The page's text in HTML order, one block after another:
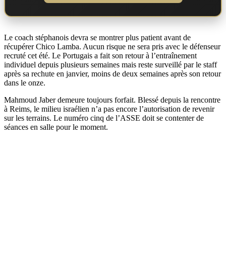
Le coach stéphanois devra se montrer plus patient avant de
récupérer Chico Lamba. Aucun risque ne sera pris avec le défenseur
recruté cet été. Le Portugais a fait son retour à l’entraînement
individuel depuis plusieurs semaines mais reste surveillé par le staff
après sa rechute en janvier, moins de deux semaines après son retour
dans le onze.
Mahmoud Jaber demeure toujours forfait. Blessé depuis la rencontre
à Reims, le milieu israélien n’a pas encore l’autorisation de revenir
sur les terrains. Le numéro cinq de l’ASSE doit se contenter de
séances en salle pour le moment.